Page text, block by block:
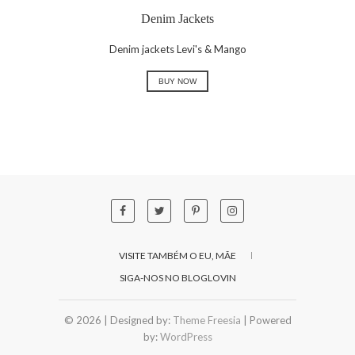
Denim Jackets
Denim jackets Levi's & Mango
BUY NOW
VISITE TAMBÉM O EU, MÃE
SIGA-NOS NO BLOGLOVIN
© 2026 | Designed by: Theme Freesia | Powered
by:WordPress